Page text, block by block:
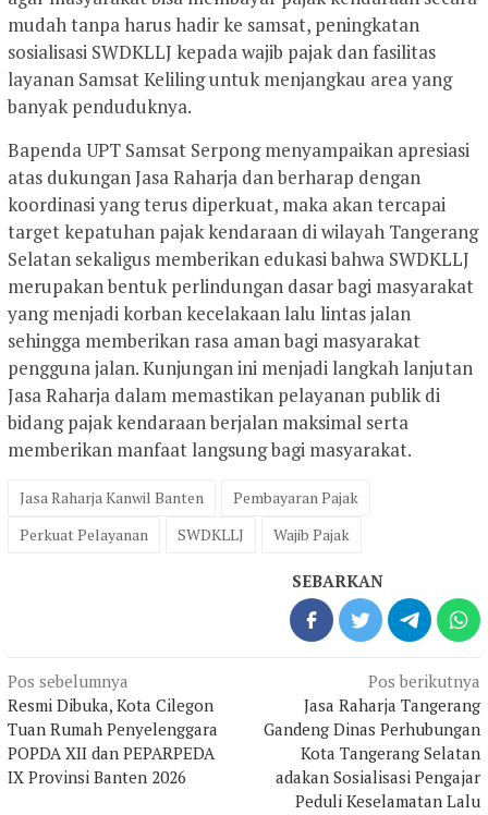
mudah tanpa harus hadir ke samsat, peningkatan
sosialisasi SWDKLLJ kepada wajib pajak dan fasilitas
layanan Samsat Keliling untuk menjangkau area yang
banyak penduduknya.
Bapenda UPT Samsat Serpong menyampaikan apresiasi
atas dukungan Jasa Raharja dan berharap dengan
koordinasi yang terus diperkuat, maka akan tercapai
target kepatuhan pajak kendaraan di wilayah Tangerang
Selatan sekaligus memberikan edukasi bahwa SWDKLLJ
merupakan bentuk perlindungan dasar bagi masyarakat
yang menjadi korban kecelakaan lalu lintas jalan
sehingga memberikan rasa aman bagi masyarakat
pengguna jalan. Kunjungan ini menjadi langkah lanjutan
Jasa Raharja dalam memastikan pelayanan publik di
bidang pajak kendaraan berjalan maksimal serta
memberikan manfaat langsung bagi masyarakat.
Jasa Raharja Kanwil Banten
Pembayaran Pajak
Perkuat Pelayanan
SWDKLLJ Wajib Pajak
SEBARKAN
Navigasi
pos
Pos sebelumnya
Resmi Dibuka, Kota Cilegon
Tuan Rumah Penyelenggara
POPDA XII dan PEPARPEDA
IX Provinsi Banten 2026
Pos berikutnya
Jasa Raharja Tangerang
Gandeng Dinas Perhubungan
Kota Tangerang Selatan
adakan Sosialisasi Pengajar
Peduli Keselamatan Lalu